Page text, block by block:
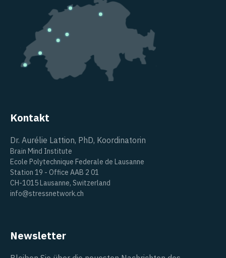
Kontakt
Dr. Aurélie Lattion, PhD, Koordinatorin
Brain Mind Institute
Ecole Polytechnique Federale de Lausanne
Station 19 - Office AAB 2 01
CH-1015 Lausanne, Switzerland
info@stressnetwork.ch
Newsletter